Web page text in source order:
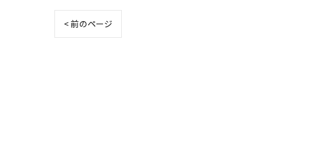
< 前のページ